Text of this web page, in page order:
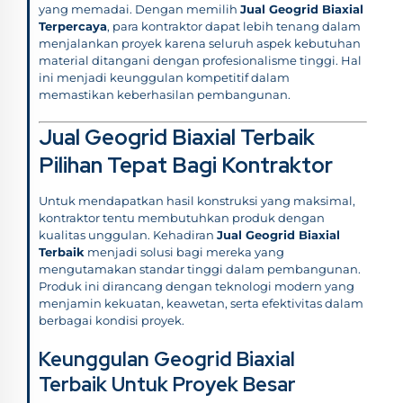
yang memadai. Dengan memilih Jual Geogrid Biaxial
Terpercaya, para kontraktor dapat lebih tenang dalam
menjalankan proyek karena seluruh aspek kebutuhan
material ditangani dengan profesionalisme tinggi. Hal
ini menjadi keunggulan kompetitif dalam
memastikan keberhasilan pembangunan.
Jual Geogrid Biaxial Terbaik
Pilihan Tepat Bagi Kontraktor
Untuk mendapatkan hasil konstruksi yang maksimal,
kontraktor tentu membutuhkan produk dengan
kualitas unggulan. Kehadiran Jual Geogrid Biaxial
Terbaik menjadi solusi bagi mereka yang
mengutamakan standar tinggi dalam pembangunan.
Produk ini dirancang dengan teknologi modern yang
menjamin kekuatan, keawetan, serta efektivitas dalam
berbagai kondisi proyek.
Keunggulan Geogrid Biaxial
Terbaik Untuk Proyek Besar